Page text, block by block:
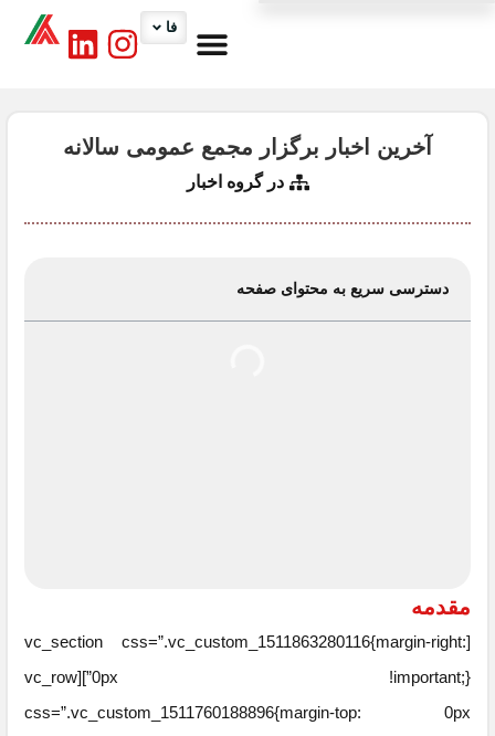
فا
آخرین اخبار برگزار مجمع عمومی سالانه
در گروه اخبار
دسترسی سریع به محتوای صفحه
مقدمه
[vc_section css=”.vc_custom_1511863280116{margin-right:
0px !important;}”][vc_row
css=”.vc_custom_1511760188896{margin-top: 0px